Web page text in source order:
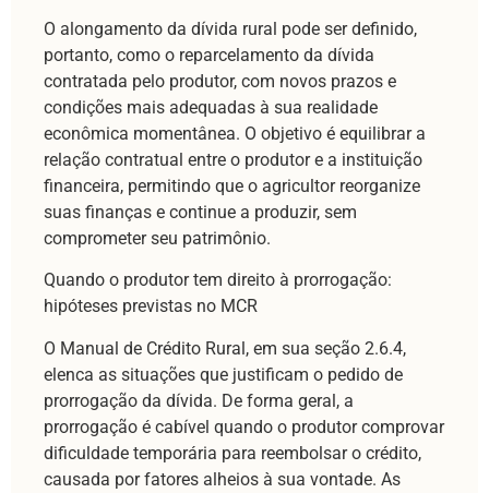
O alongamento da dívida rural pode ser definido,
portanto, como o reparcelamento da dívida
contratada pelo produtor, com novos prazos e
condições mais adequadas à sua realidade
econômica momentânea. O objetivo é equilibrar a
relação contratual entre o produtor e a instituição
financeira, permitindo que o agricultor reorganize
suas finanças e continue a produzir, sem
comprometer seu patrimônio.
Quando o produtor tem direito à prorrogação:
hipóteses previstas no MCR
O Manual de Crédito Rural, em sua seção 2.6.4,
elenca as situações que justificam o pedido de
prorrogação da dívida. De forma geral, a
prorrogação é cabível quando o produtor comprovar
dificuldade temporária para reembolsar o crédito,
causada por fatores alheios à sua vontade. As